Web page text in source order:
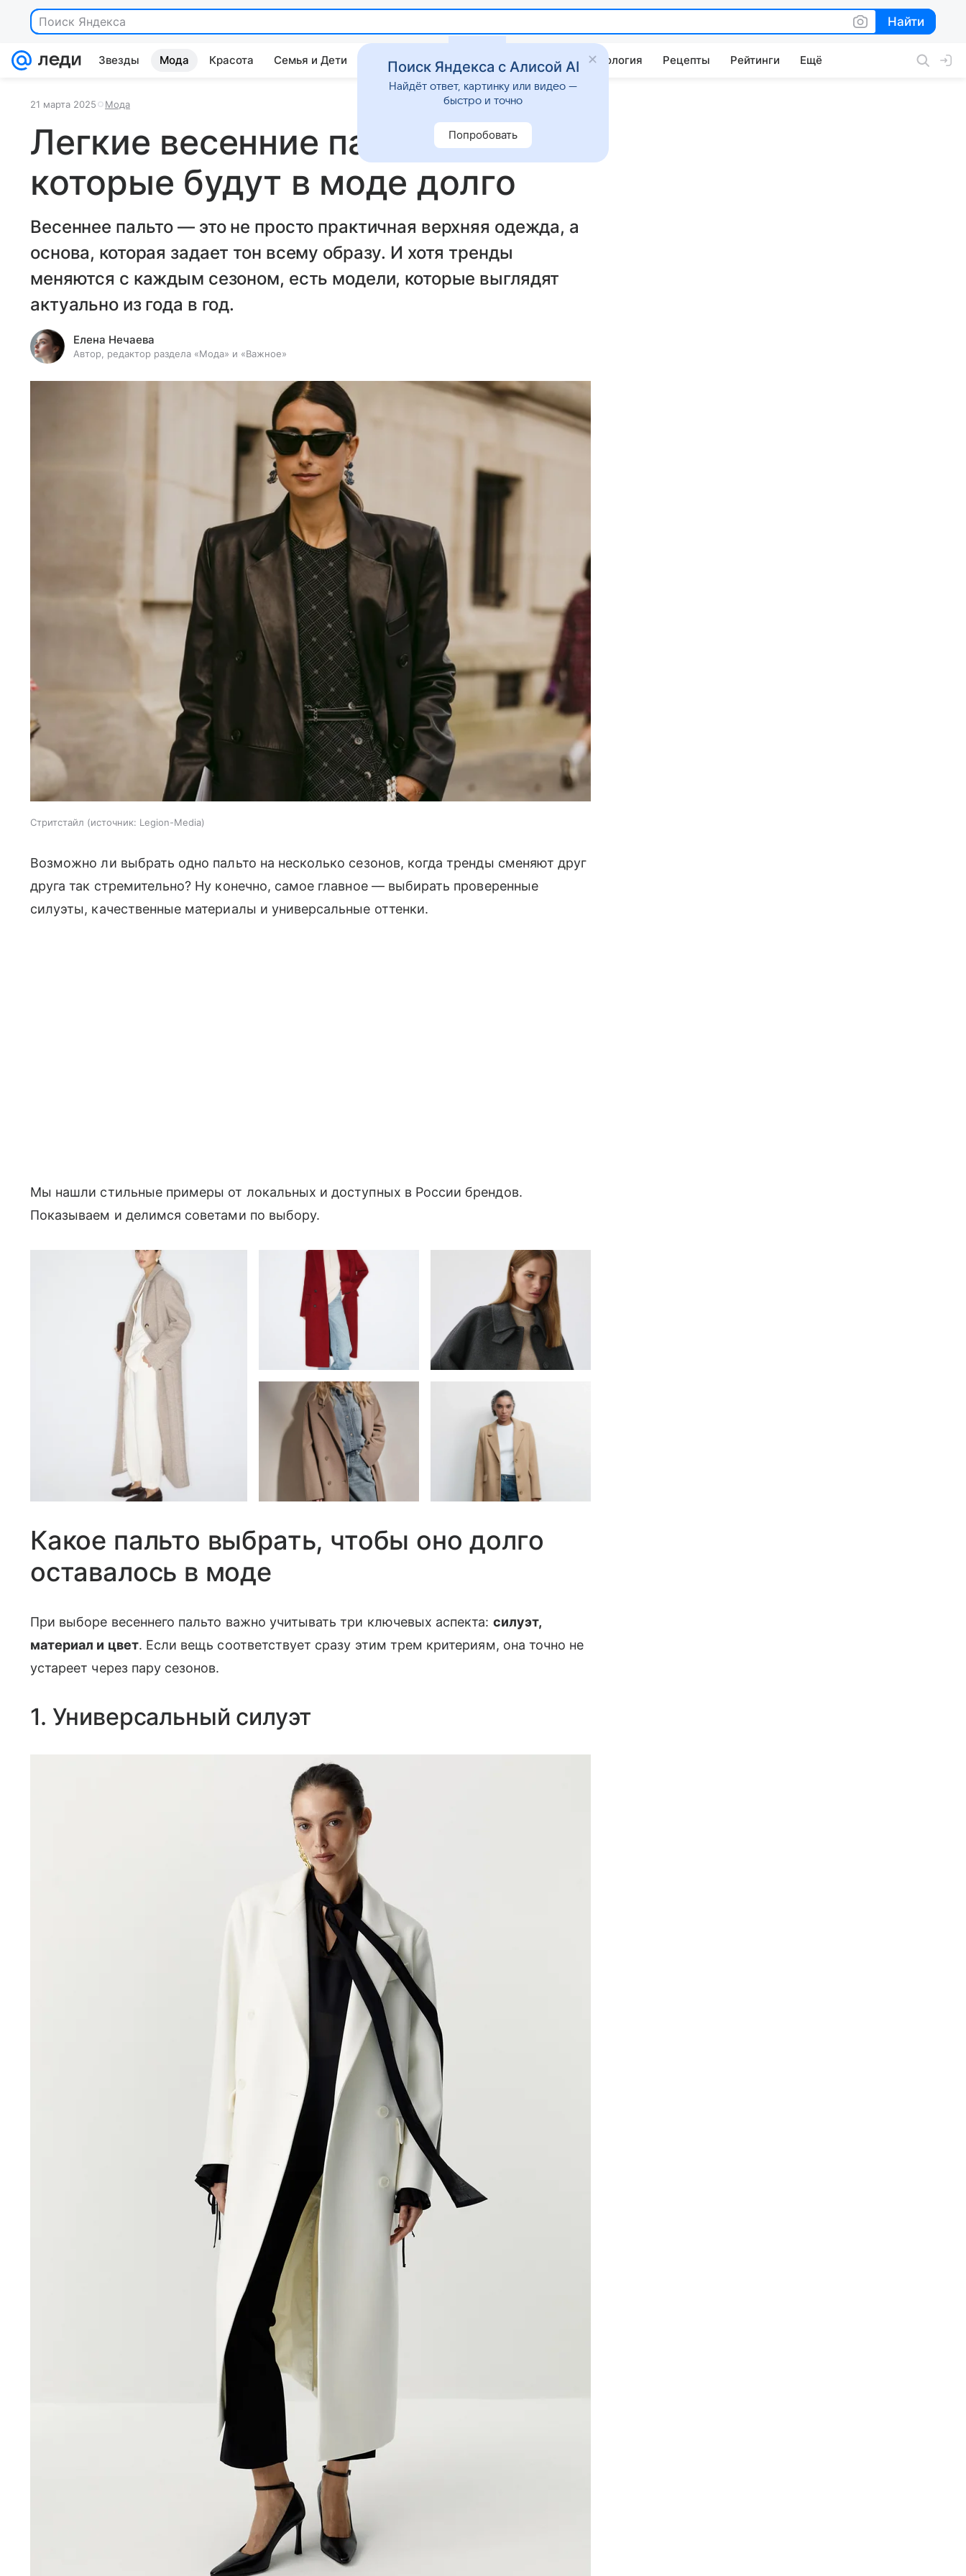
Поиск Яндекса Найти
Найти
Звезды Мода Красота Семья и Дети Дом Гороскопы Стиль жизни Психология Рецепты Рейтинги Ещё
21 марта 2025 Мода
Легкие весенние пальто,
которые будут в моде долго
Весеннее пальто — это не просто практичная верхняя одежда, а
основа, которая задает тон всему образу. И хотя тренды
меняются с каждым сезоном, есть модели, которые выглядят
актуально из года в год.
Елена Нечаева
Автор, редактор раздела «Мода» и «Важное»
Стритстайл источник: Legion-Media
Возможно ли выбрать одно пальто на несколько сезонов, когда тренды сменяют друг
друга так стремительно? Ну конечно, самое главное — выбирать проверенные
силуэты, качественные материалы и универсальные оттенки.
Мы нашли стильные примеры от локальных и доступных в России брендов.
Показываем и делимся советами по выбору.
Какое пальто выбрать, чтобы оно долго
оставалось в моде
При выборе весеннего пальто важно учитывать три ключевых аспекта: силуэт,
материал и цвет. Если вещь соответствует сразу этим трем критериям, она точно не
устареет через пару сезонов.
1. Универсальный силуэт
Поиск Яндекса с Алисой AI
Найдёт ответ, картинку или видео —
быстро и точно
Попробовать